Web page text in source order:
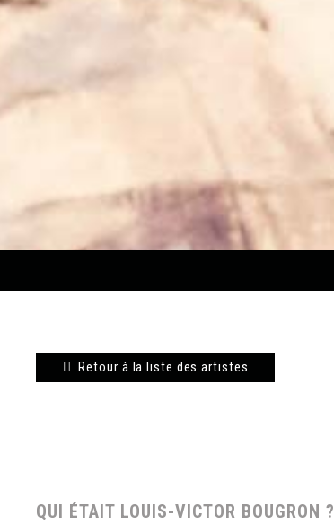
Retour à la liste des artistes
QUI ÉTAIT LOUIS-VICTOR BOUGRON ?